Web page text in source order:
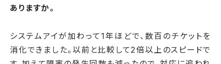
ありますか。
システムアイが加わって1年ほどで、数百のチケットを
消化できました。以前と比較して2倍以上のスピードで